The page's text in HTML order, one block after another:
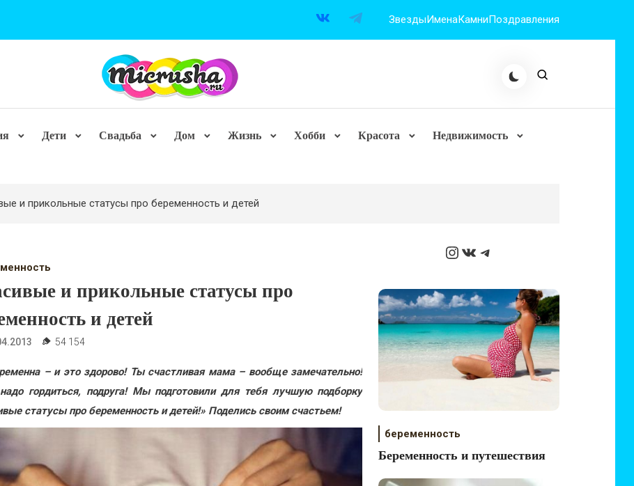
ЗвездыИменаКамниПоздравления
Дети Свадьба Дом Жизнь Хобби Красота Недвижимость
и прикольные статусы про беременность и детей
и прикольные статусы про
и детей
54 154
– и это здорово! Ты счастливая мама – вообще замечательно!
гордиться, подруга! Мы подготовили для тебя лучшую подборку
статусы про беременность и детей!» Поделись своим счастьем!
Instagram
ВКонтакте
Telegram
беременность
Беременность и путешествия